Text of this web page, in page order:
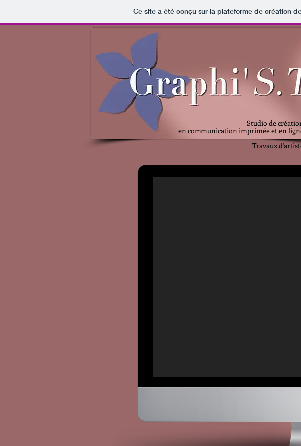
Ce site a été conçu sur la plateforme de création
Studio de
en communication imprimée et en
Travaux